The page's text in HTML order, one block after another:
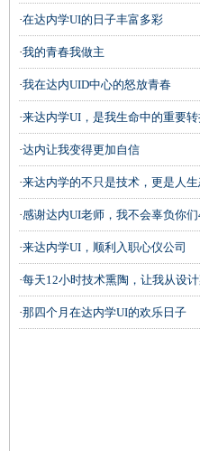
·在达内学UI的日子丰富多彩
·我的青春我做主
·我在达内UID中心的怒放青春
·来达内学UI，是我生命中的重要
·达内让我变得更加自信
·来达内学的不只是技术，更是人
·感谢达内UI老师，我不会辜负你
·来达内学UI，顺利入职心仪公司
·每天12小时技术熏陶，让我从设
·那四个月在达内学UI的欢乐日子